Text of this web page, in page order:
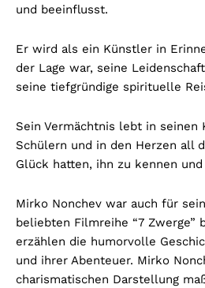
und beeinflusst.
Er wird als ein Künstler in
der Lage war, seine
seine tiefgründige spirituelle
Sein Vermächtnis lebt in seinen
Schülern und in den Herzen all
Glück hatten, ihn zu kennen
Mirko Nonchev war auch für
beliebten Filmreihe “7 Zwerge”
erzählen die humorvolle
und ihrer Abenteuer. Mirko
charismatischen Darstellung